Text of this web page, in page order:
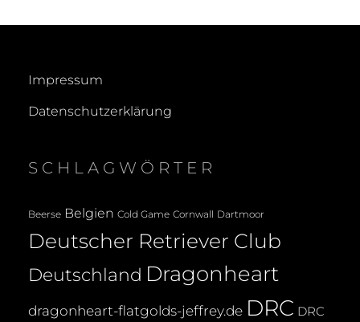
Impressum
Datenschutzerklärung
SCHLAGWÖRTER
Beerse Belgien Cold Game Cornwall Dartmoor
Deutscher Retriever Club
Deutschland Dragonheart
dragonheart-flatgolds-jeffrey.de DRC DRC